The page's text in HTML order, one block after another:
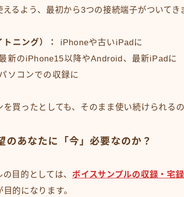
るよう、最初から3つの接続端子がついてき
ニング）：
iPhoneや古いiPadに
新のiPhone15以降やAndroid、最新iPadに
ソコンでの収録に
買ったとしても、そのまま使い続けられる
のあなたに「今」必要なのか？
目的としては、 ボイスサンプルの収録・宅
目的になります。